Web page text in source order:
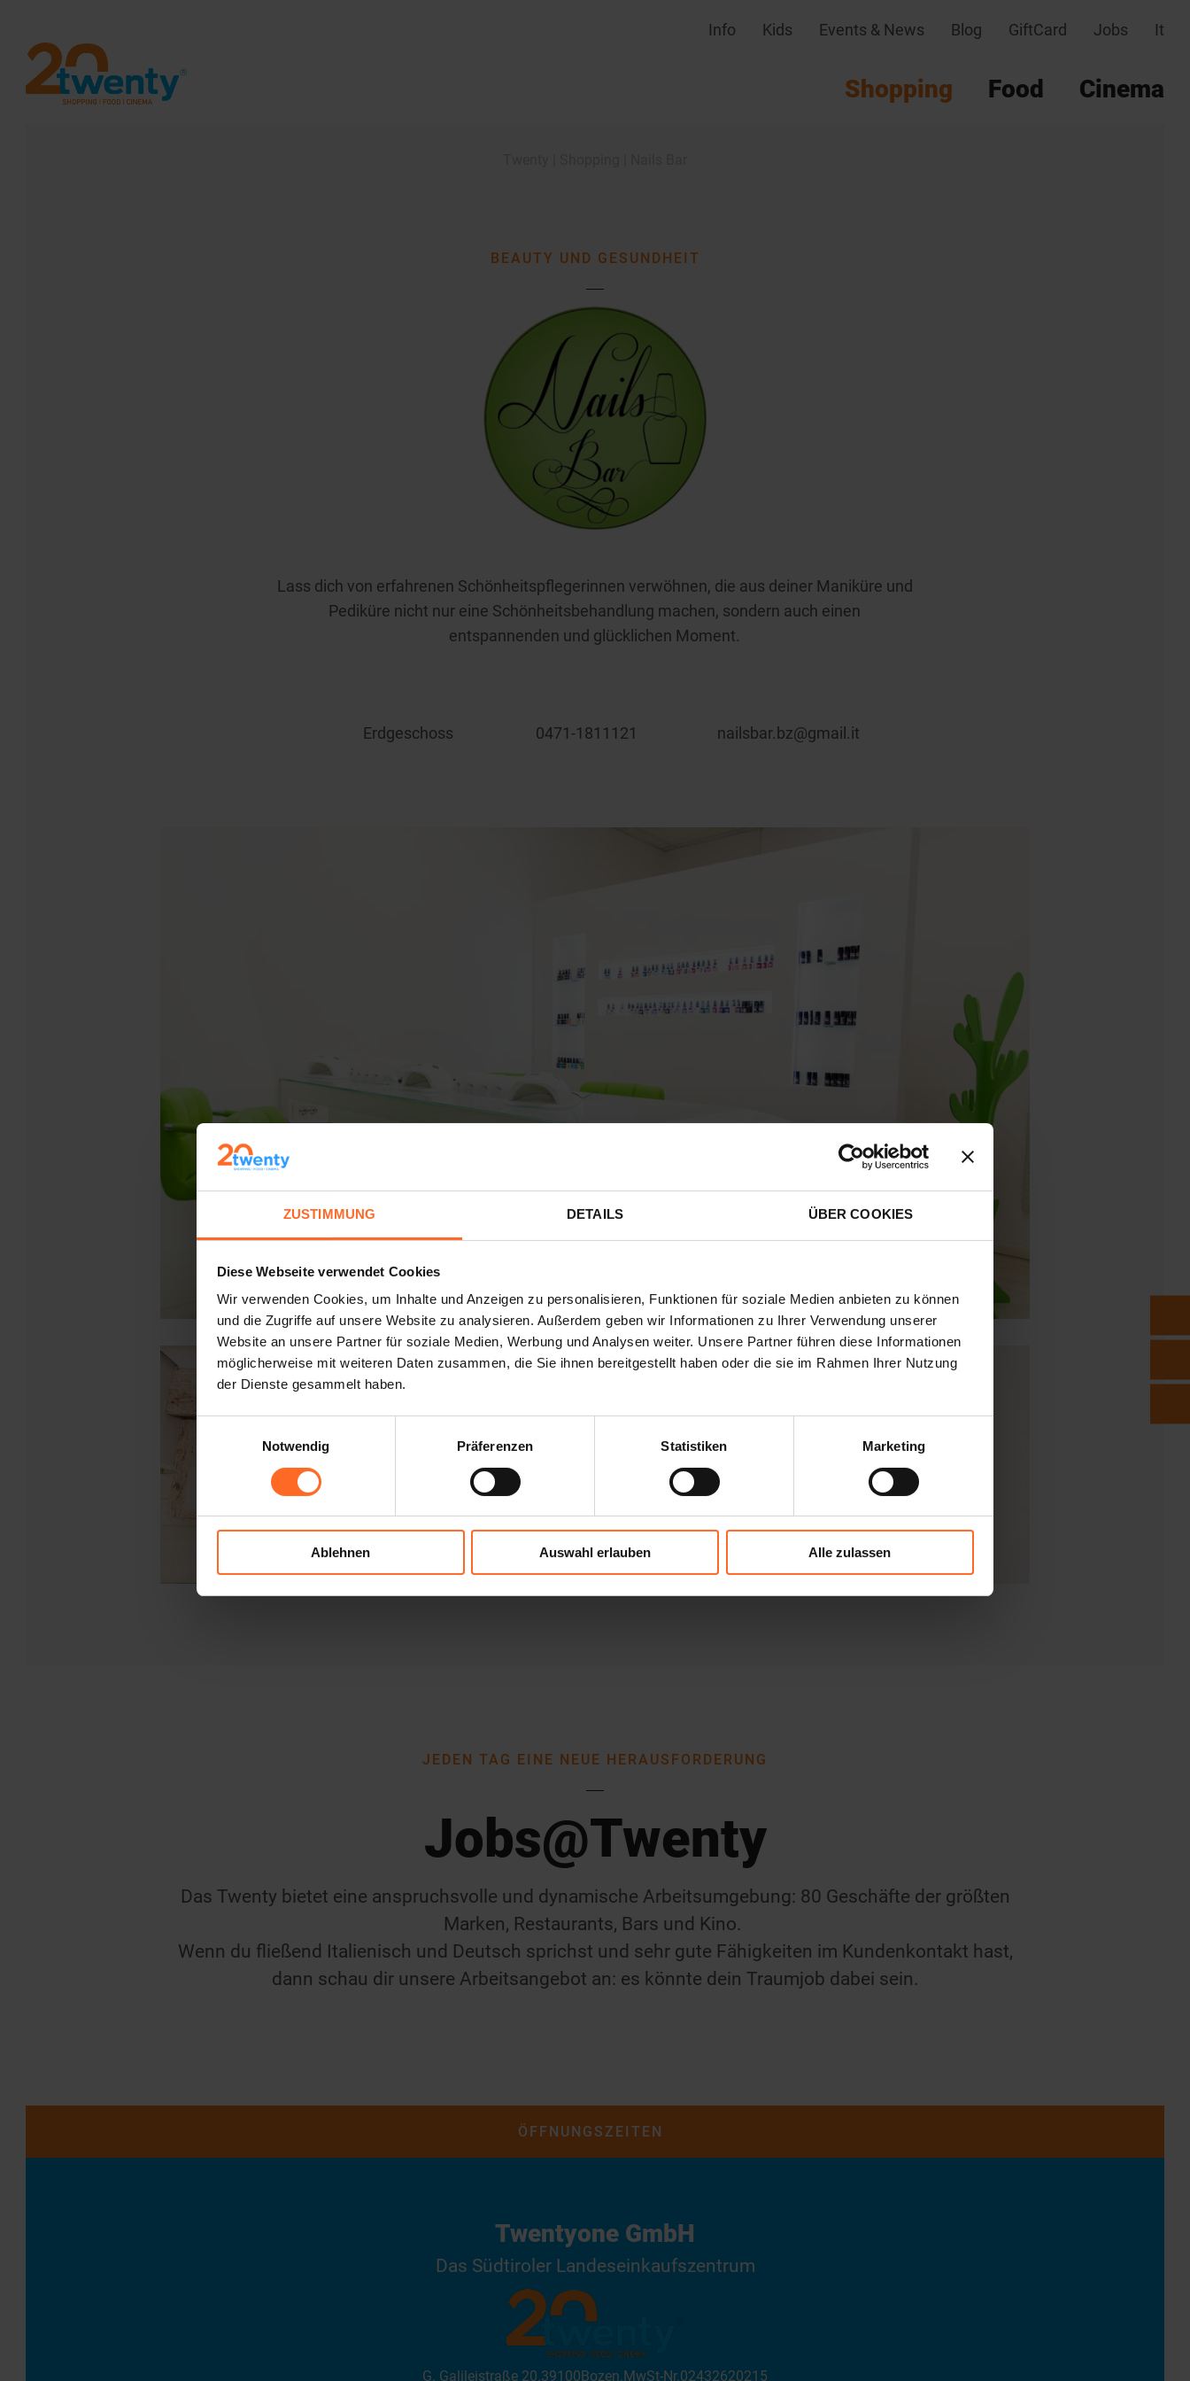
ZUSTIMMUNG DETAILS ÜBER COOKIES
Diese Webseite verwendet Cookies
Wir verwenden Cookies, um Inhalte und Anzeigen zu personalisieren, Funktionen für soziale Medien anbieten zu können
und die Zugriffe auf unsere Website zu analysieren. Außerdem geben wir Informationen zu Ihrer Verwendung unserer
Website an unsere Partner für soziale Medien, Werbung und Analysen weiter. Unsere Partner führen diese Informationen
möglicherweise mit weiteren Daten zusammen, die Sie ihnen bereitgestellt haben oder die sie im Rahmen Ihrer Nutzung
der Dienste gesammelt haben.
Notwendig
Präferenzen Statistiken Marketing
Ablehnen Auswahl erlauben Alle zulassen
Info Kids Events & News Blog GiftCard Jobs It
Shopping Food Cinema
BEAUTY UND GESUNDHEIT
Lass dich von erfahrenen Schönheitspflegerinnen verwöhnen, die aus deiner Maniküre und
Pediküre nicht nur eine Schönheitsbehandlung machen, sondern auch einen
entspannenden und glücklichen Moment.
Erdgeschoss 0471-1811121 nailsbar.bz@gmail.it
JEDEN TAG EINE NEUE HERAUSFORDERUNG
Jobs@Twenty
Das Twenty bietet eine anspruchsvolle und dynamische Arbeitsumgebung: 80 Geschäfte der größten
Marken, Restaurants, Bars und Kino.
Wenn du fließend Italienisch und Deutsch sprichst und sehr gute Fähigkeiten im Kundenkontakt hast,
dann schau dir unsere Arbeitsangebot an: es könnte dein Traumjob dabei sein.
ÖFFNUNGSZEITEN
Twentyone GmbH
Das Südtiroler Landeseinkaufszentrum
G. Galileistraße 20.39100Bozen.MwSt-Nr.02432620215